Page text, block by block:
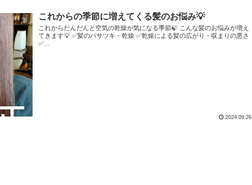
これからの季節に増えてくる髪のお悩み💡
これからだんだんと空気の乾燥が気になる季節🍃 こんな髪のお悩みが増え
てきます💡 ✅髪のパサツキ・乾燥 ✅乾燥による髪の広がり・収まりの悪さ
✅...
2024.09.26